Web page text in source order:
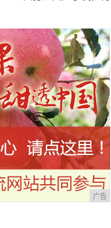
AirPods，产量突破1.2
亿
广告